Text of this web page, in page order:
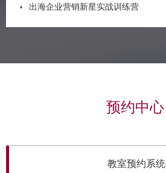
出海企业营销新星实战训练营
预约中心
教室预约系统